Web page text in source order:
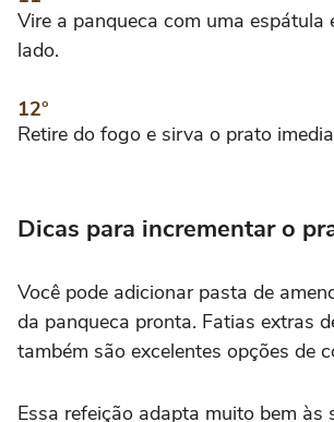
Vire a panqueca com uma espátula
lado.
Retire do fogo e sirva o prato
Dicas para incrementar o
Você pode adicionar pasta de
da panqueca pronta. Fatias extras
também são excelentes opções de
Essa refeição adapta muito bem às